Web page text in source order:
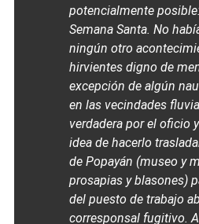
potencialmente
Semana Santa. No
ningún otro
hirvientes digno de
excepción de algún
en las vecindades
verdadera por el oficio
idea de hacerlo
de Popayán (museo y
prosapias y blasones)
del puesto de trabajo
corresponsal fugitivo.